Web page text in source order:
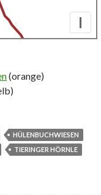
I
(orange)
HÜLENBUCHWIESEN
TIERINGER HÖRNLE